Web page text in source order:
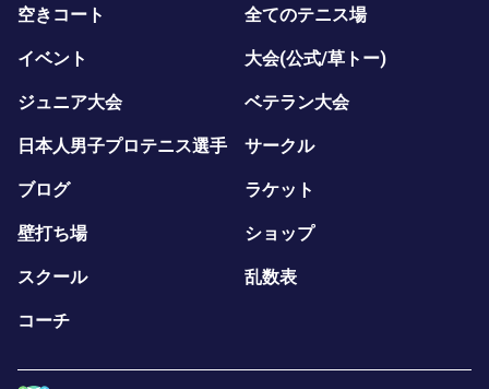
空きコート 全てのテニス場
イベント 大会(公式/草トー)
ジュニア大会 ベテラン大会
日本人男子プロテニス選手 サークル
ブログ ラケット
壁打ち場 ショップ
スクール 乱数表
コーチ